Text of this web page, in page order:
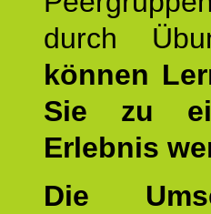
durch
können
Sie zu
Erlebnis
Die